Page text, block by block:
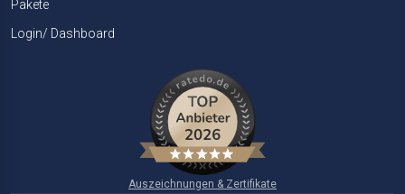
Pakete
Login/ Dashboard
Auszeichnungen & Zertifikate